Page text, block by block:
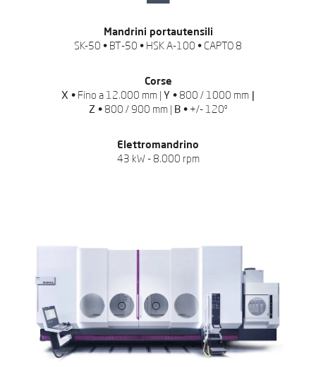
Mandrini portautensili
SK-50 • BT-50 • HSK A-100 • CAPTO 8
Corse
X • Fino a 12.000 mm | Y •800 / 1000 mm
Z •800 / 900 mm | B • +/- 120º
Elettromandrino
43 kW - 8.000 rpm